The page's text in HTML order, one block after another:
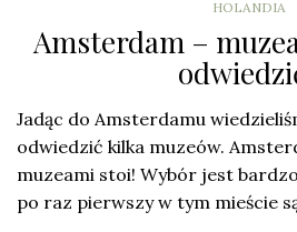
HOLANDIA
Amsterdam –
Jadąc do Amsterdamu
odwiedzić kilka muzeów.
muzeami stoi! Wybór jest
po raz pierwszy w tym mieście